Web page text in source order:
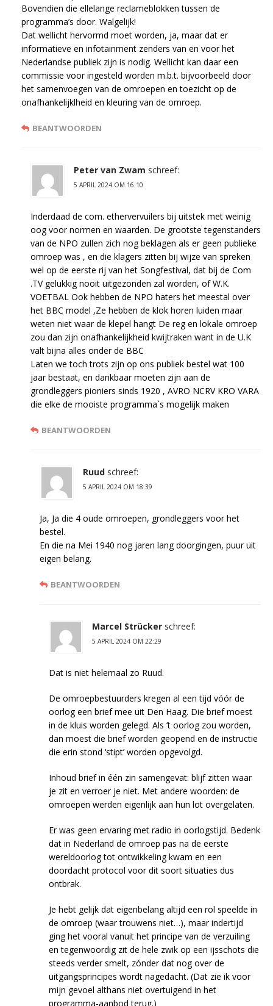
Bovendien die ellelange reclameblokken tussen de
programma’s door. Walgelijk!
Dat wellicht hervormd moet worden, ja, maar dat er
informatieve en infotainment zenders van en voor het
Nederlandse publiek zijn is nodig. Wellicht kan daar een
commissie voor ingesteld worden m.b.t. bijvoorbeeld door
het samenvoegen van de omroepen en toezicht op de
onafhankelijklheid en kleuring van de omroep.
BEANTWOORDEN
Peter van Zwam schreef:
5 APRIL 2024 OM 16:10
Inderdaad de com. ethervervuilers bij uitstek met weinig
oog voor normen en waarden. De grootste tegenstanders
van de NPO zullen zich nog beklagen als er geen publieke
omroep was , en die klagers zitten bij wijze van spreken
wel op de eerste rij van het Songfestival, dat bij de Com
.TV gelukkig nooit uitgezonden zal worden, of W.K.
VOETBAL Ook hebben de NPO haters het meestal over
het BBC model ,Ze hebben de klok horen luiden maar
weten niet waar de klepel hangt De reg en lokale omroep
zou dan zijn onafhankelijkheid kwijtraken want in de U.K
valt bijna alles onder de BBC
Laten we toch trots zijn op ons publiek bestel wat 100
jaar bestaat, en dankbaar moeten zijn aan de
grondleggers pioniers sinds 1920 , AVRO NCRV KRO VARA
die elke de mooiste programma`s mogelijk maken
BEANTWOORDEN
Ruud schreef:
5 APRIL 2024 OM 18:39
Ja, Ja die 4 oude omroepen, grondleggers voor het
bestel.
En die na Mei 1940 nog jaren lang doorgingen, puur uit
eigen belang.
BEANTWOORDEN
Marcel Strücker schreef:
5 APRIL 2024 OM 22:29
Dat is niet helemaal zo Ruud.
De omroepbestuurders kregen al een tijd vóór de
oorlog een brief mee uit Den Haag. Die brief moest
in de kluis worden gelegd. Als ’t oorlog zou worden,
dan moest die brief worden geopend en de instructie
die erin stond ‘stipt’ worden opgevolgd.
Inhoud brief in één zin samengevat: blijf zitten waar
je zit en verroer je niet. Met andere woorden: de
omroepen werden eigenlijk aan hun lot overgelaten.
Er was geen ervaring met radio in oorlogstijd. Bedenk
dat in Nederland de omroep pas na de eerste
wereldoorlog tot ontwikkeling kwam en een
doordacht protocol voor dit soort situaties dus
ontbrak.
Je hebt gelijk dat eigenbelang altijd een rol speelde in
de omroep (waar trouwens niet…), maar indertijd
ging het vooral vanuit het principe van de verzuiling
en tegenwoordig zit de hele zwik op een ijsschots die
steeds verder smelt, zónder dat nog over de
uitgangsprincipes wordt nagedacht. (Dat zie ik voor
mijn gevoel althans niet overtuigend in het
programma-aanbod terug.)